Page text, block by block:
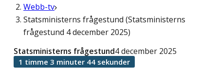
Webb-tv
Statsministerns frågestund (Statsministerns
frågestund 4 december 2025)
Statsministerns frågestund4 december 2025
1 timme 3 minuter 44 sekunder